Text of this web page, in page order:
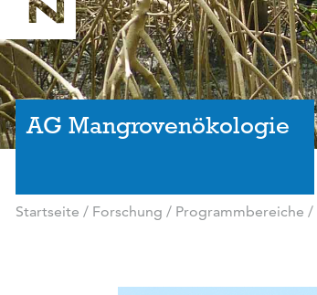
AG Mangrovenökologie
Startseite / Forschung / Programmbereiche /